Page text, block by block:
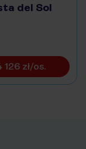
del Sol
126 zł/os.